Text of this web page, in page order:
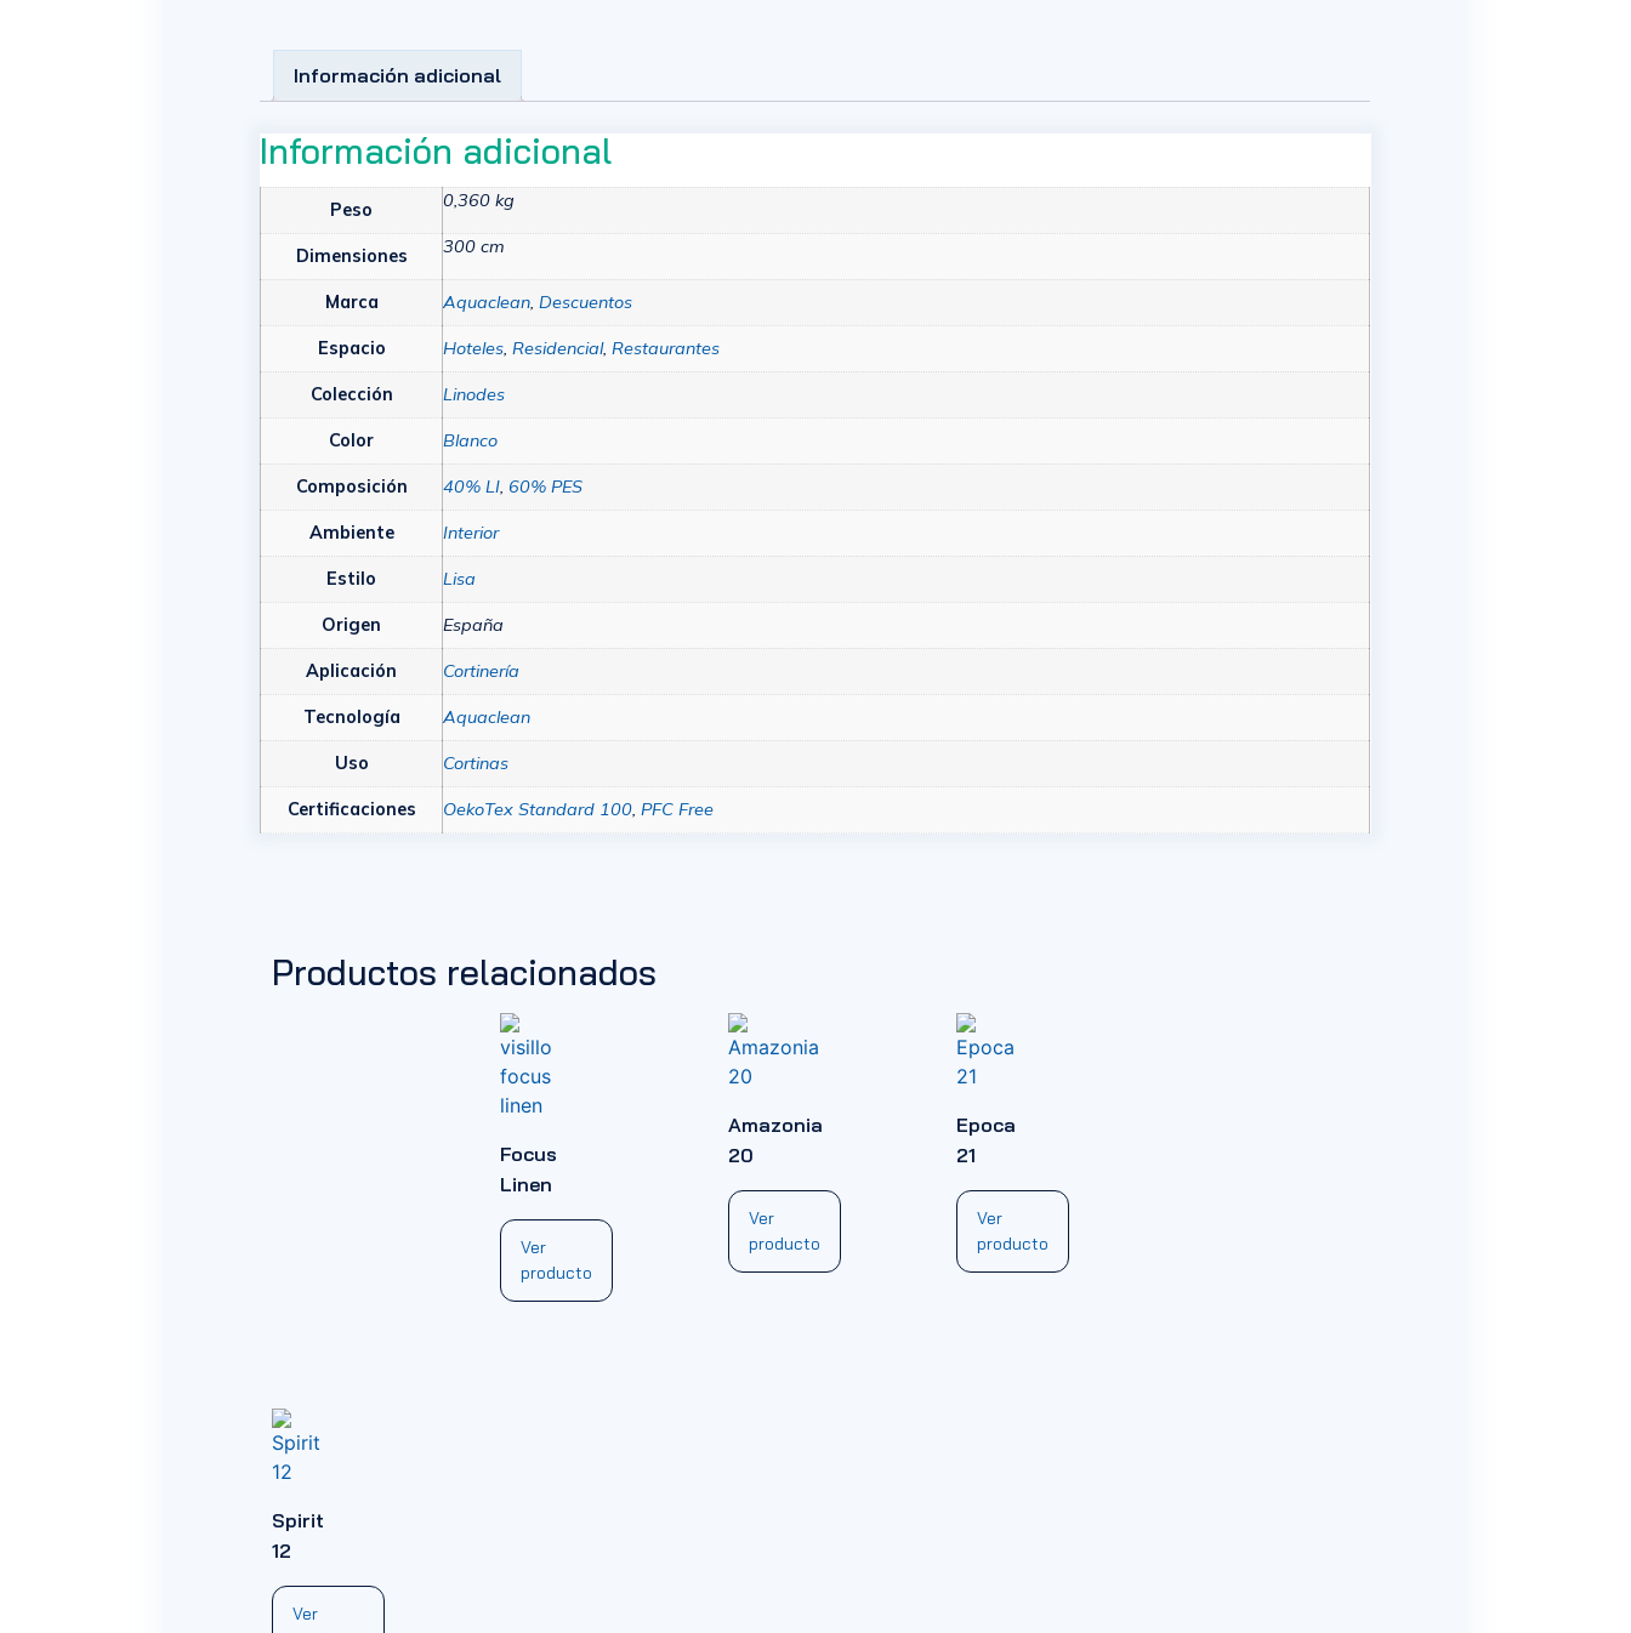
Información adicional
Información adicional
Peso 0,360 kg
Dimensiones 300 cm
Marca Aquaclean,Descuentos
Espacio Hoteles,Residencial,Restaurantes
Colección Linodes
Color Blanco
Composición 40% LI, 60% PES
Ambiente Interior
Estilo Lisa
Origen España
Aplicación Cortinería
Tecnología Aquaclean
Uso Cortinas
Certificaciones OekoTex Standard 100,PFC Free
Productos relacionados
Focus
Linen
Ver
producto
Amazonia
20
Ver
producto
Epoca
21
Ver
producto
Spirit
12
Ver